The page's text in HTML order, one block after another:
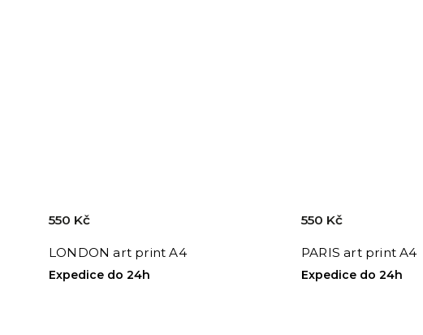
LONDON art print A4
Expedice do 24h
550 Kč
PARIS art print A4
Expedice do 24h
550 Kč